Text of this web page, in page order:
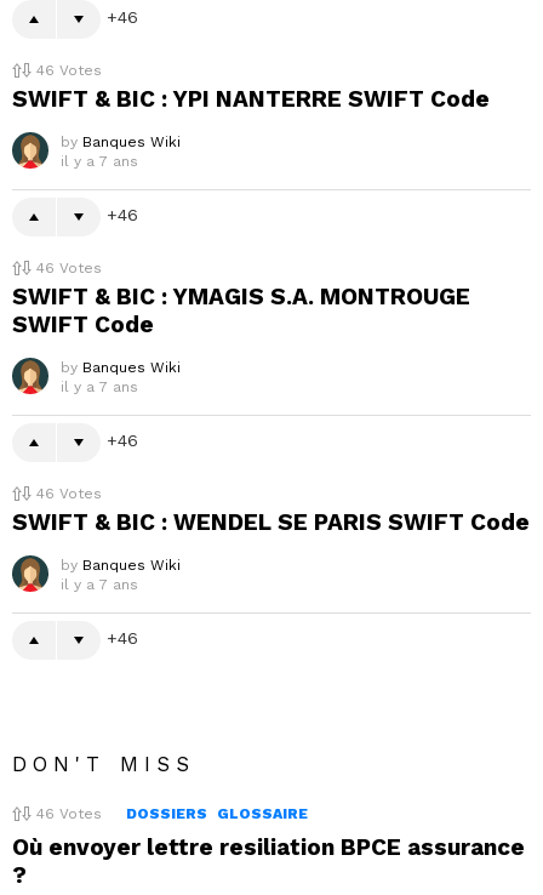
46
46 Votes
SWIFT & BIC : YPI NANTERRE SWIFT Code
by Banques Wiki
il y a 7 ans
46
46 Votes
SWIFT & BIC : YMAGIS S.A. MONTROUGE
SWIFT Code
by Banques Wiki
il y a 7 ans
46
46 Votes
SWIFT & BIC : WENDEL SE PARIS SWIFT Code
by Banques Wiki
il y a 7 ans
46
DON'T MISS
46 Votes DOSSIERS GLOSSAIRE
Où envoyer lettre resiliation BPCE assurance
?